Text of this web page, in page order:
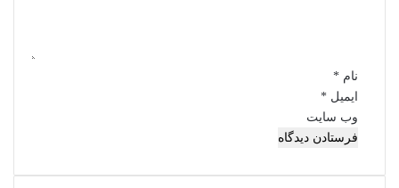
نام *
ایمیل *
وب‌ سایت